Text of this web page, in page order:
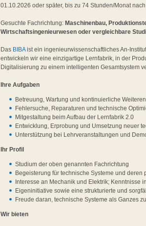
01.10.2026 oder später, bis zu 74 Stunden/Monat
Gesuchte Fachrichtung: Maschinenbau,
Wirtschaftsingenieurwesen oder vergleichbare
Das BIBAist ein ingenieurwissenschaftliches An-
entwickeln wir eine einzigartige Lernfabrik, in der
Digitalisierung zu einem intelligenten Gesamtsystem
Ihre Aufgaben
Betreuung, Wartung und kontinuierliche
Fehlersuche, Reparaturen und technische
Mitgestaltung beim Aufbau der Lernfabrik 2.0
Entwicklung, Erprobung und Umsetzung neuer
Unterstützung bei Lehrveranstaltungen und
Ihr Profil
Studium der oben genannten Fachrichtung
Begeisterung für technische Systeme und deren
Interesse an Mechanik und Elektrik; Kenntnisse
Eigeninitiative sowie eine strukturierte und
Freude daran, technische Systeme als Ganzes
Wir bieten